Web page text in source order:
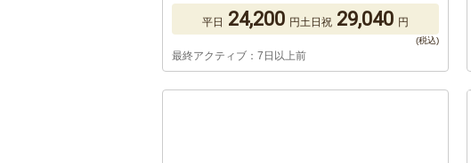
平日 24,200 円土日祝 29,040 円
最終アクティブ：7日以上前